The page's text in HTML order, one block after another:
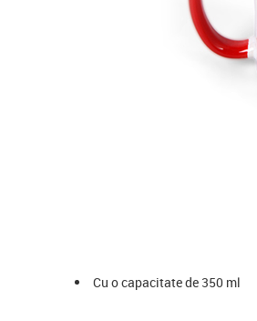
Cu o capacitate de 350 ml